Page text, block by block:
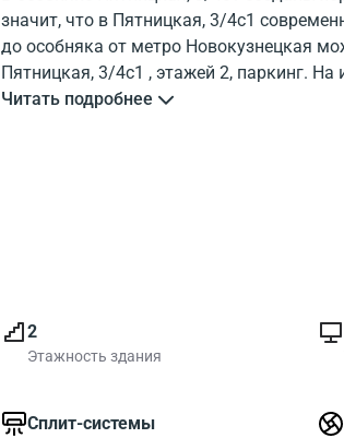
значит, что в Пятницкая, 3/4c1
до особняка от метро Новокузнецкая
Пятницкая, 3/4c1 , этажей 2, паркинг.
здания. Окружение особняка
Читать подробнее
2
Этажность здания
Сплит-системы